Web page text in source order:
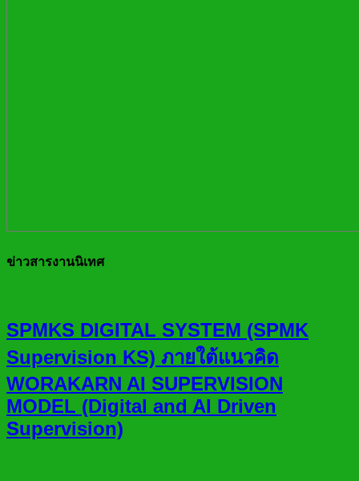
ข่าวสารงานนิเทศ
SPMKS DIGITAL SYSTEM (SPMK
Supervision KS) ภายใต้แนวคิด
WORAKARN AI SUPERVISION
MODEL (Digital and AI Driven
Supervision)